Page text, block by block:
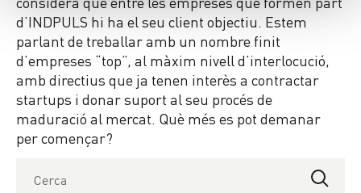
d’INDPULS hi ha el seu client objectiu. Estem
parlant de treballar amb un nombre finit
d’empreses “top”, al màxim nivell d’interlocució,
amb directius que ja tenen interès a contractar
startups i donar suport al seu procés de
maduració al mercat. Què més es pot demanar
per començar?